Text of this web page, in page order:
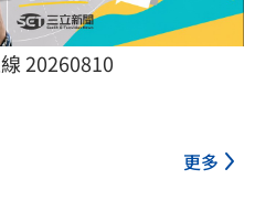
20260810
更多